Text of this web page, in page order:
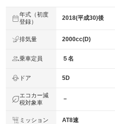
年式（初度
登録）
2018(平成30)後
排気量 2000cc(D)
乗車定員 ５名
ドア 5D
エコカー減
税対象車
－
ミッション AT8速